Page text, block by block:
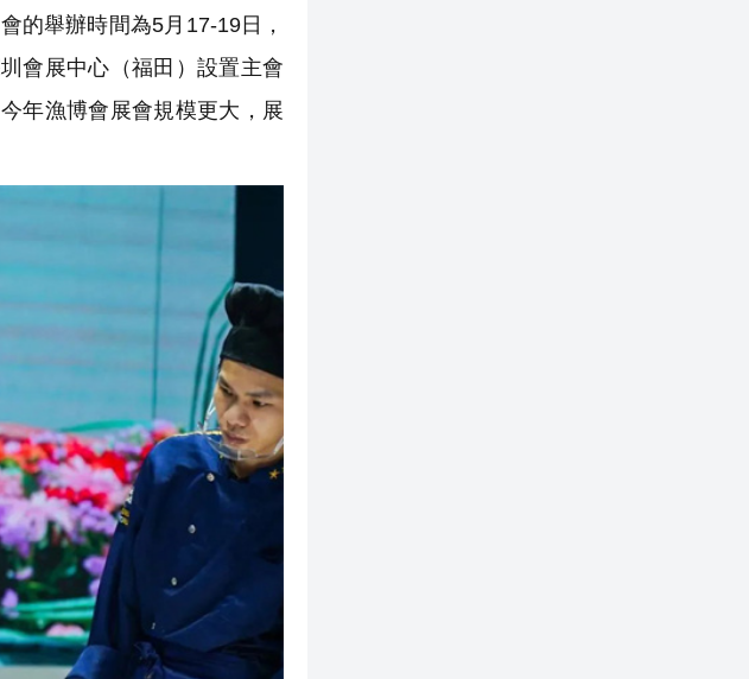
的舉辦時間為5月17-19日，
會展中心（福田）設置主會
年漁博會展會規模更大，展